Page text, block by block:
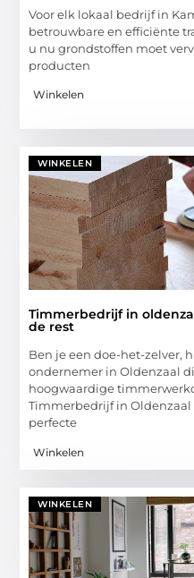
Voor elk lokaal bedrijf in
betrouwbare en efficiënte
u nu grondstoffen moet
producten
Winkelen
WINKELEN
Timmerbedrijf in
de rest
Ben je een doe-het-zelver,
ondernemer in Oldenzaal
hoogwaardige
Timmerbedrijf in
perfecte
Winkelen
WINKELEN